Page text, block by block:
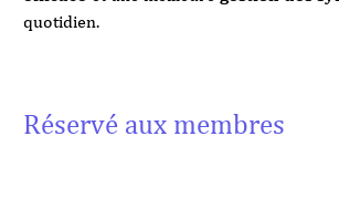
quotidien.
Réservé aux membres